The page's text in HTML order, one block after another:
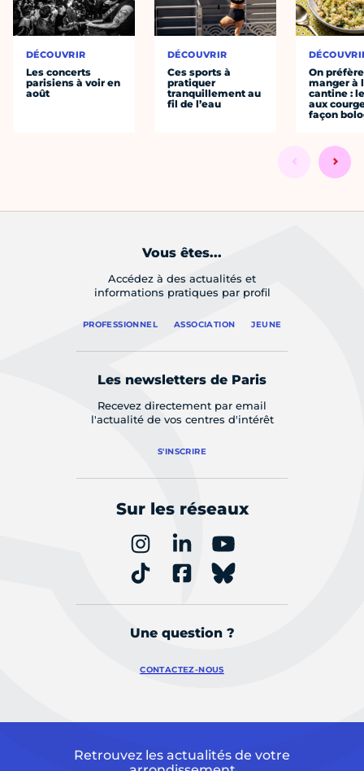
DÉCOUVRIR
Les concerts
parisiens à voir en
août
DÉCOUVRIR
Ces sports à
pratiquer
tranquillement au
fil de l’eau
On préfère
manger à
cantine :
aux
façon
Vous êtes...
Accédez à des actualités et
informations pratiques par profil
PROFESSIONNEL ASSOCIATION JEUNE
Les newsletters de Paris
Recevez directement par email
l'actualité de vos centres d'intérêt
S'INSCRIRE
Sur les réseaux
Une question ?
CONTACTEZ-NOUS
Retrouvez les actualités de votre